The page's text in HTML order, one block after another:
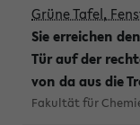
Grüne Tafel,
Sie erreichen
Tür auf der
von da aus die
Fakultät für